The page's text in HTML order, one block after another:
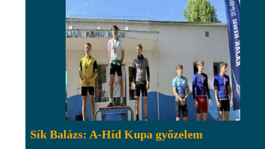
Sík Balázs: A-Híd Kupa győzelem